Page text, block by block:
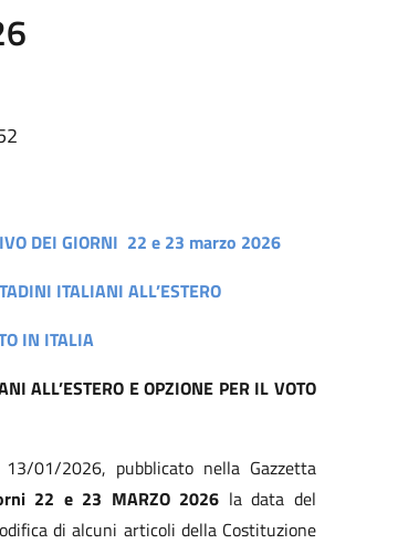
DEI GIORNI 22 e 23 marzo 2026
ITALIANI ALL’ESTERO
IN ITALIA
ALL’ESTERO E OPZIONE PER IL VOTO
01/2026, pubblicato nella Gazzetta
22 e 23 MARZO 2026 la data del
di alcuni articoli della Costituzione